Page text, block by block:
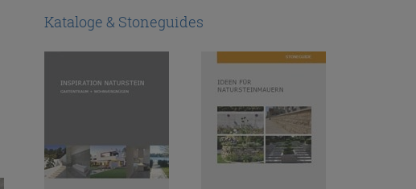
Kataloge & Stoneguides